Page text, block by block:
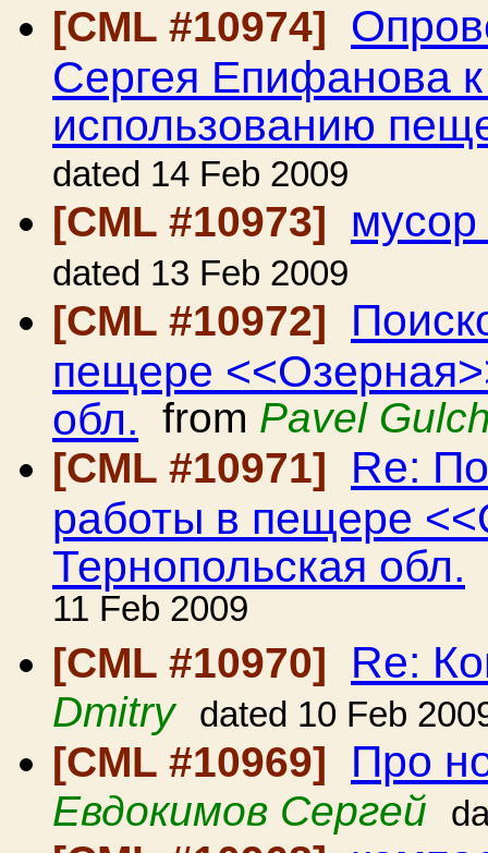
[CML #10974]
Сергея Епифанова
использованию
dated 14 Feb 2009
[CML #10973]
dated 13 Feb 2009
[CML #10972]
пещере
обл. from Pavel
[CML #10971]
Re:
работы в пещере
Тернопольская обл.
11 Feb 2009
[CML #10970]
Re:
Dmitry dated 10 Feb
[CML #10969] Про
Евдокимов Сергей